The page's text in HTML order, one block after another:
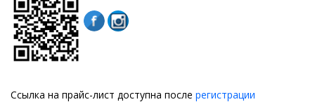
Ссылка на прайс-лист доступна после регистрации